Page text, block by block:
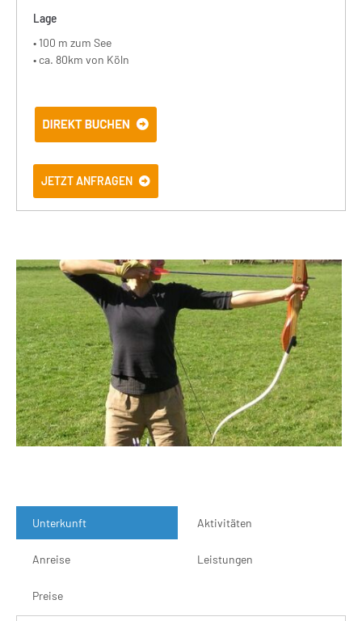
Lage
• 100 m zum See
• ca. 80km von Köln
JETZT ANFRAGEN
Unterkunft Aktivitäten
Anreise Leistungen
Preise